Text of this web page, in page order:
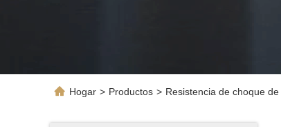
Hogar > Productos > Resistencia de choque